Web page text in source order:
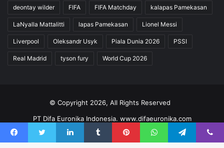
deontay wilder FIFA FIFA Matchday kalapas Pamekasan
LaNyalla Mattalitti lapas Pamekasan Lionel Messi
Liverpool Oleksandr Usyk Piala Dunia 2026 PSSI
Real Madrid tyson fury World Cup 2026
© Copyright 2026, All Rights Reserved
PT Difa Euronika Indonesia. www.difaeuronika.com
Redaksi
Kode Etik Pedoman
Kontak
FacebookTwitter LinkedIn Tumblr PinterestWhatsAppTelegramViber